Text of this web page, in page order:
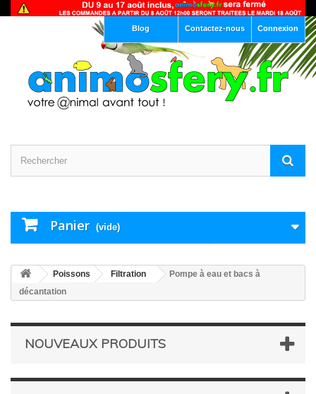
Connexion
Contactez-nous
Blog
Panier (vide)
Poissons Filtration
Pompe à eau et bacs à
décantation
NOUVEAUX PRODUITS